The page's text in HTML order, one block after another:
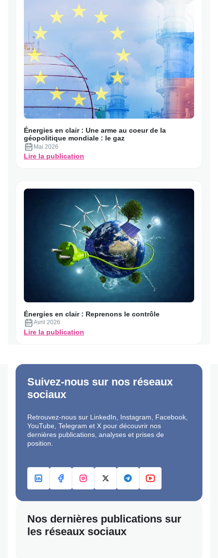
tarif
agent
Énergies en clair : Une arme au coeur de la
géopolitique mondiale : le gaz
Mai 2026
Lire la publication
:
Une
arme
au
coeur
de
la
géopolitique
mondiale
:
le
Énergies en clair : Reprenons le contrôle
Avril 2026
Lire la publication
:
le
Suivez-nous sur nos réseaux
sociaux
Retrouvez-nous sur LinkedIn, Instagram, Facebook,
YouTube, Telegram et X pour découvrir nos
dernières publications, analyses et prises de
position.
LINKEDINFACEBOOK
INSTAGRAM
X TELEGRAM
YOUTUBE
Nos dernières publications sur
les réseaux sociaux